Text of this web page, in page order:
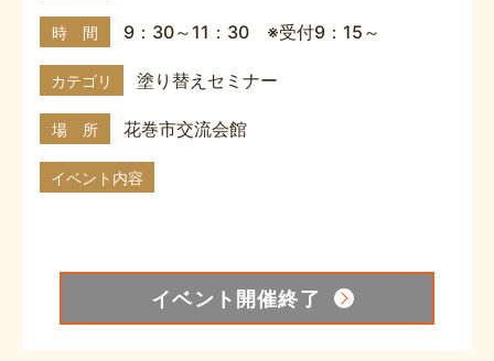
時 間 9：30～11：30 ※受付9：15～
カテゴリ 塗り替えセミナー
場 所 花巻市交流会館
イベント内容
イベント開催終了